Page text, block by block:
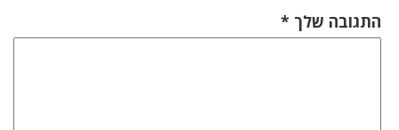
התגובה שלך *